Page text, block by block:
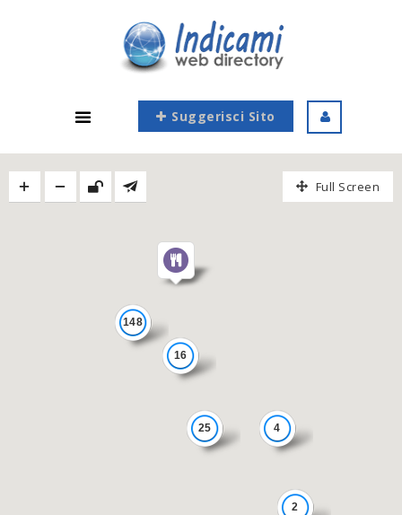
Suggerisci Sito
Full Screen
148
25 4
16
2